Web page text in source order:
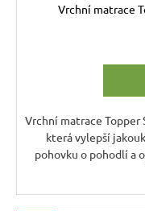
Vrchní matrace
Vrchní matrace Topper
která vylepší
pohovku o pohodlí a